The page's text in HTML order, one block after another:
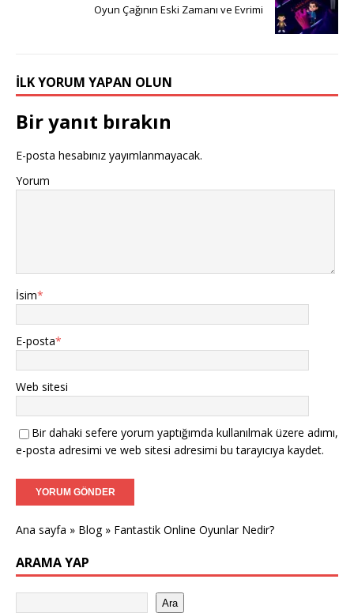
Oyun Çağının Eski Zamanı ve Evrimi
İLK YORUM YAPAN OLUN
Bir yanıt bırakın
E-posta hesabınız yayımlanmayacak.
Yorum
İsim*
E-posta*
Web sitesi
Bir dahaki sefere yorum yaptığımda kullanılmak üzere adımı,
e-posta adresimi ve web sitesi adresimi bu tarayıcıya kaydet.
Ana sayfa » Blog» Fantastik Online Oyunlar Nedir?
ARAMA YAP
Ara